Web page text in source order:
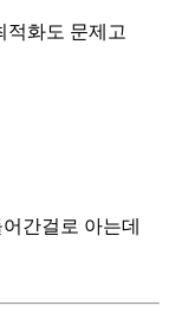
적화도 문제고
간걸로 아는데